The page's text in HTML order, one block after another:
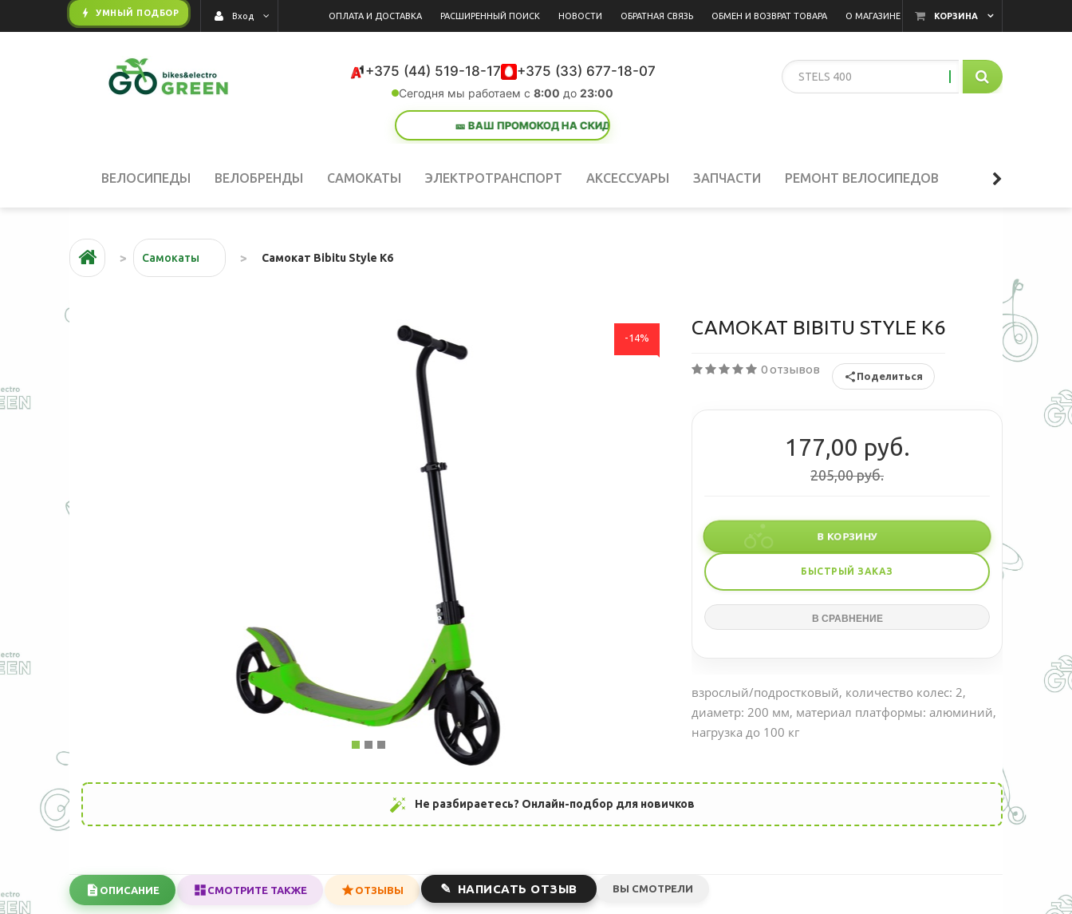
bolt УМНЫЙ ПОДБОР КОРЗИНА
Вход ОПЛАТА И ДОСТАВКА РАСШИРЕННЫЙ ПОИСК НОВОСТИ ОБРАТНАЯ СВЯЗЬ ОБМЕН И ВОЗВРАТ ТОВАРА О МАГАЗИНЕ
+375 (44) 519-18-17 +375 (33) 677-18-07
Сегодня мы работаем с 8:00 до 23:00
🎫 ВАШ ПРОМОКОД НА СКИДКУ: лето 26
ВЕЛОСИПЕДЫ ВЕЛОБРЕНДЫ САМОКАТЫ ЭЛЕКТРОТРАНСПОРТ АКСЕССУАРЫ ЗАПЧАСТИ РЕМОНТ ВЕЛОСИПЕДОВ
Самокаты Самокат Bibitu Style K6
-14% САМОКАТ BIBITU STYLE K6
0 отзывов Поделиться
177,00 руб.
205,00 руб.
В КОРЗИНУ
БЫСТРЫЙ ЗАКАЗ
взрослый/подростковый, количество колес: 2,
диаметр: 200 мм, материал платформы: алюминий,
нагрузка до 100 кг
auto_fix_high Не разбираетесь? Онлайн-подбор для новичков
ОПИСАНИЕ СМОТРИТЕ ТАКЖЕ ОТЗЫВЫ НАПИСАТЬ ОТЗЫВ ВЫ СМОТРЕЛИ